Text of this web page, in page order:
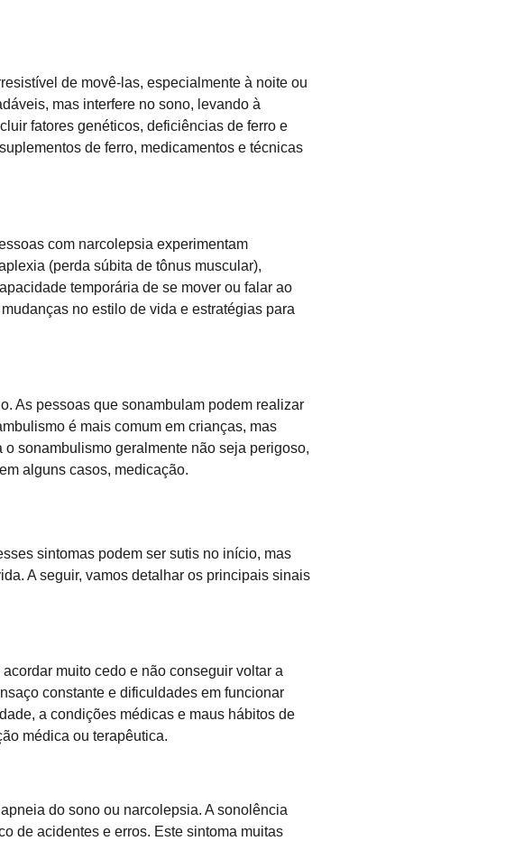
de movê-las, especialmente à noite ou
mas interfere no sono, levando à
fatores genéticos, deficiências de ferro e
de ferro, medicamentos e técnicas
com narcolepsia experimentam
(perda súbita de tônus muscular),
temporária de se mover ou falar ao
no estilo de vida e estratégias para
As pessoas que sonambulam podem realizar
é mais comum em crianças, mas
sonambulismo geralmente não seja perigoso,
alguns casos, medicação.
sintomas podem ser sutis no início, mas
A seguir, vamos detalhar os principais sinais
muito cedo e não conseguir voltar a
constante e dificuldades em funcionar
a condições médicas e maus hábitos de
médica ou terapêutica.
do sono ou narcolepsia. A sonolência
de acidentes e erros. Este sintoma muitas